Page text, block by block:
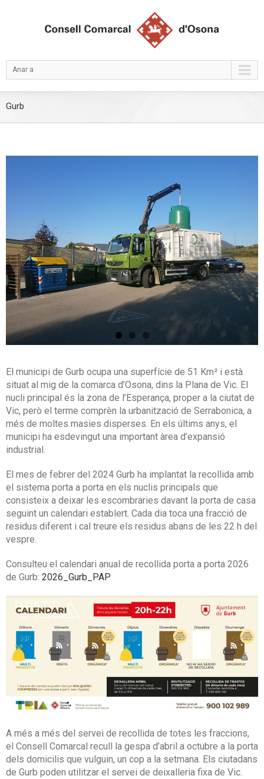
Anar a
Gurb
El municipi de Gurb ocupa una superfície de 51 Km² i està
situat al mig de la comarca d’Osona, dins la Plana de Vic. El
nucli principal és la zona de l’Esperança, proper a la ciutat de
Vic, però el terme comprèn la urbanització de Serrabonica, a
més de moltes masies disperses. En els últims anys, el
municipi ha esdevingut una important àrea d’expansió
industrial.
El mes de febrer del 2024 Gurb ha implantat la recollida amb
el sistema porta a porta en els nuclis principals que
consisteix a deixar les escombraries davant la porta de casa
seguint un calendari establert. Cada dia toca una fracció de
residus diferent i cal treure els residus abans de les 22 h del
vespre.
Consulteu el calendari anual de recollida porta a porta 2026
de Gurb: 2026_Gurb_PAP
A més a més del servei de recollida de totes les fraccions,
el Consell Comarcal recull la gespa d’abril a octubre a la porta
dels domicilis que vulguin, un cop a la setmana. Els ciutadans
de Gurb poden utilitzar el servei de deixalleria fixa de Vic.